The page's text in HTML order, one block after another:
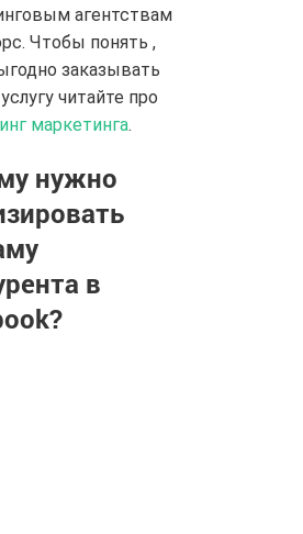
агентствам
Чтобы понять ,
заказывать
читайте про
маркетинга.
нужно
в